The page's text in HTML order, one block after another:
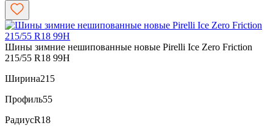
Шины зимние нешипованные новые Pirelli Ice Zero Friction
215/55 R18 99H
Ширина215
Профиль55
РадиусR18